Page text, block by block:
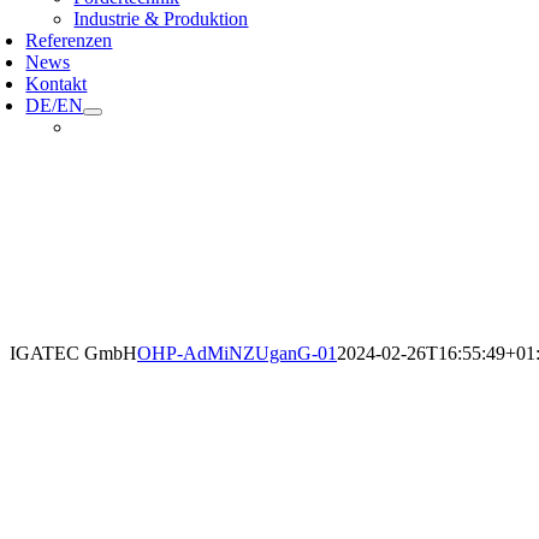
Industrie & Produktion
Referenzen
News
Kontakt
DE/EN
IGATEC GmbHOHP-AdMiNZUganG-01 2024-02-